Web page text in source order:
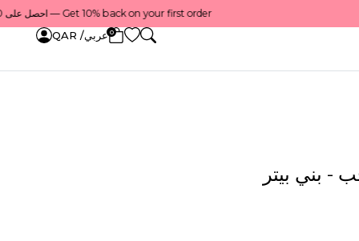
Get 10% back on your first order — احصل على 10٪ على أول طلب لك    |    Use code: Welcome10 — استخدم الرمز: Welcome10    |    Order before 1 PM for same-day delivery in Qatar — اطلب قبل الساعة 1 ظهرًا للتوصيل في نفس اليوم داخل قطر
0 عربي/ QAR
- بني بيتر